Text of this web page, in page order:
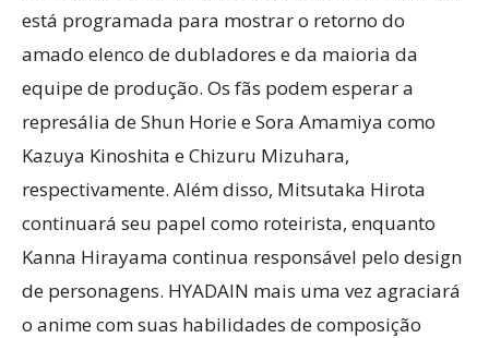
está programada para mostrar o retorno do
amado elenco de dubladores e da maioria da
equipe de produção. Os fãs podem esperar a
represália de Shun Horie e Sora Amamiya como
Kazuya Kinoshita e Chizuru Mizuhara,
respectivamente. Além disso, Mitsutaka Hirota
continuará seu papel como roteirista, enquanto
Kanna Hirayama continua responsável pelo design
de personagens. HYADAIN mais uma vez agraciará
o anime com suas habilidades de composição